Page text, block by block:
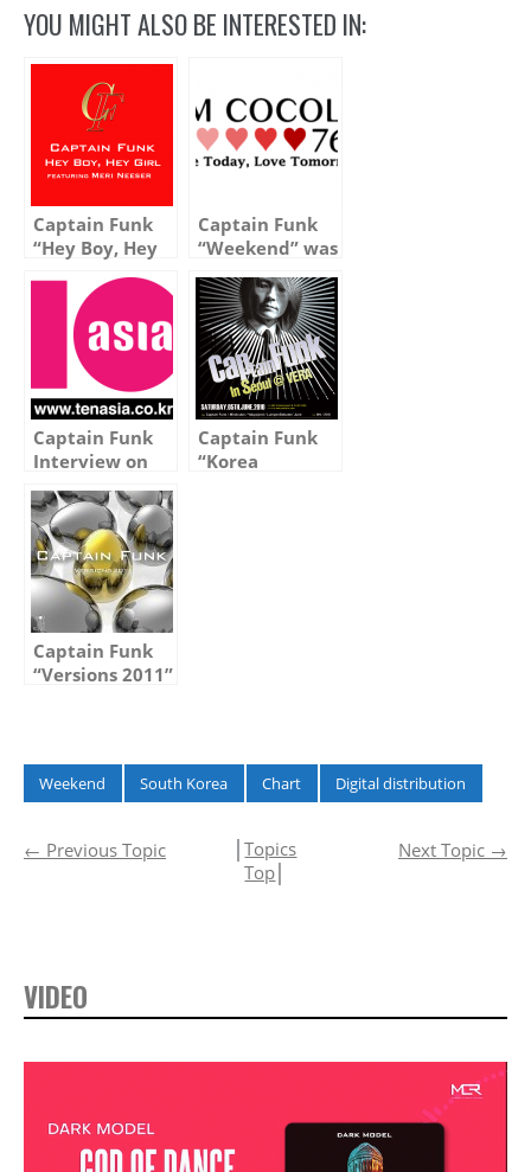
YOU MIGHT ALSO BE INTERESTED IN:
Captain Funk
“Hey Boy, Hey
Neeser” is Out
Today in Korea!
Captain Funk
“Weekend” was
Cocolo’s
Monthly Heavy
Rotation
Captain Funk
Interview on
(Entertainment
Website in
South Korea)
Captain Funk
“Korea
Captain Funk
“Versions 2011”
Japan
Weekend South Korea Chart Digital distribution
← Previous Topic │Topics
Top
Next Topic →
VIDEO